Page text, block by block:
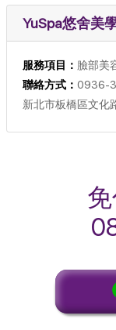
YuSpa悠舍美
服務項目： 臉部美
聯絡方式： 0936-
新北市板橋區文化